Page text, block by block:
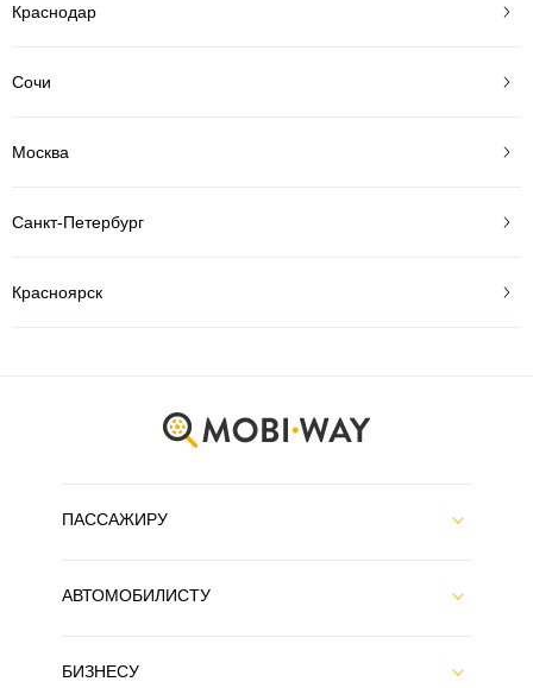
Краснодар
Сочи
Москва
Санкт-Петербург
Красноярск
ПАССАЖИРУ
АВТОМОБИЛИСТУ
БИЗНЕСУ